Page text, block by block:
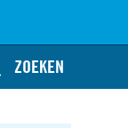
ZOEKEN